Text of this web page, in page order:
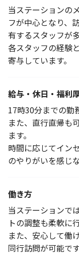
当ステーションの
フが中心となり、
有するスタッフが
各スタッフの経験
寄与しています。
給与・休日・福利
17時30分までの勤
また、直行直帰も
ます。
時間に応じてイン
のやりがいを感じ
働き方
当ステーションで
トの調整も柔軟に
また、安心して働
同行訪問が可能です